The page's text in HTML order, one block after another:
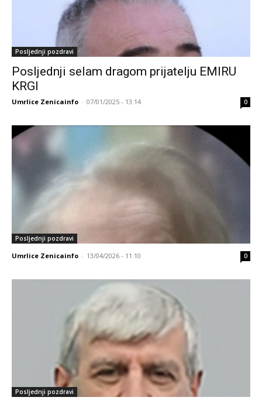
Posljednji pozdravi
Posljednji selam dragom prijatelju EMIRU
KRGI
Umrlice Zenicainfo - 07/01/2025 - 13:14 0
Posljednji pozdravi
Umrlice Zenicainfo - 13/04/2026 - 11:10 0
Posljednji pozdravi